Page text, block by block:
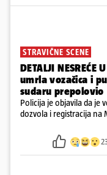
STRAVIČNE SCENE
DETALJI NESREĆE
umrla vozačica i
sudaru prepolovio
Policija je objavila da je
dozvola i registracija na